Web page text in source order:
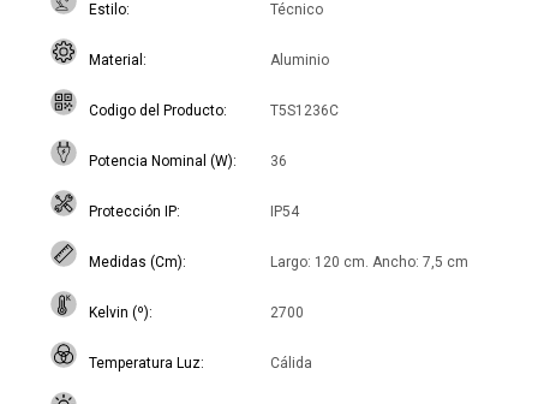
Estilo Técnico
Material Aluminio
Codigo del Producto T5S1236C
Potencia Nominal (W) 36
Protección IP IP54
Medidas (Cm) Largo: 120 cm. Ancho: 7,5 cm
Kelvin (º) 2700
Temperatura Luz Cálida